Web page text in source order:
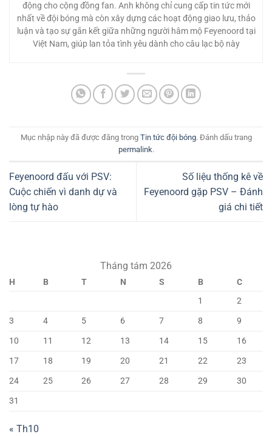
động cho cộng đồng fan. Anh không chỉ cung cấp tin tức mới
nhất về đội bóng mà còn xây dựng các hoạt động giao lưu, thảo
luận và tạo sự gắn kết giữa những người hâm mộ Feyenoord tại
Việt Nam, giúp lan tỏa tình yêu dành cho câu lạc bộ này
Mục nhập này đã được đăng trong Tin tức đội bóng. Đánh dấu trang
permalink.
Feyenoord đấu với PSV:
Cuộc chiến vì danh dự và
lòng tự hào
Số liệu thống kê về
Feyenoord gặp PSV – Đánh
giá chi tiết
Tháng tám 2026
H B T N S B
C
1
2
3
4 5 6 7 8
9
10
11 12 13 14 15
16
17
18 19 20 21 22
23
24
25 26 27 28 29
30
31
« Th10